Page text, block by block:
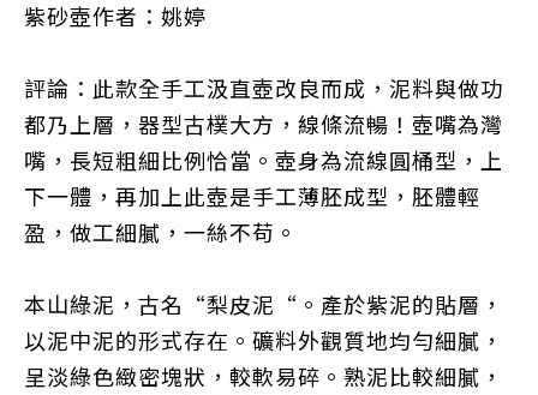
紫砂壺作者：姚婷
評論： 此款全手工汲直壺改良而成，泥料與做功
都乃上層，器型古樸大方，線條流暢！壺嘴為灣
嘴，長短粗細比例恰當。壺身為流線圓桶型，上
下一體，再加上此壺是手工薄胚成型，胚體輕
盈，做工細膩，一絲不苟。
本山綠泥，古名“梨皮泥“。產於紫泥的貼層，
以泥中泥的形式存在。礦料外觀質地均勻細膩，
呈淡綠色緻密塊狀，較軟易碎。熟泥比較細膩，